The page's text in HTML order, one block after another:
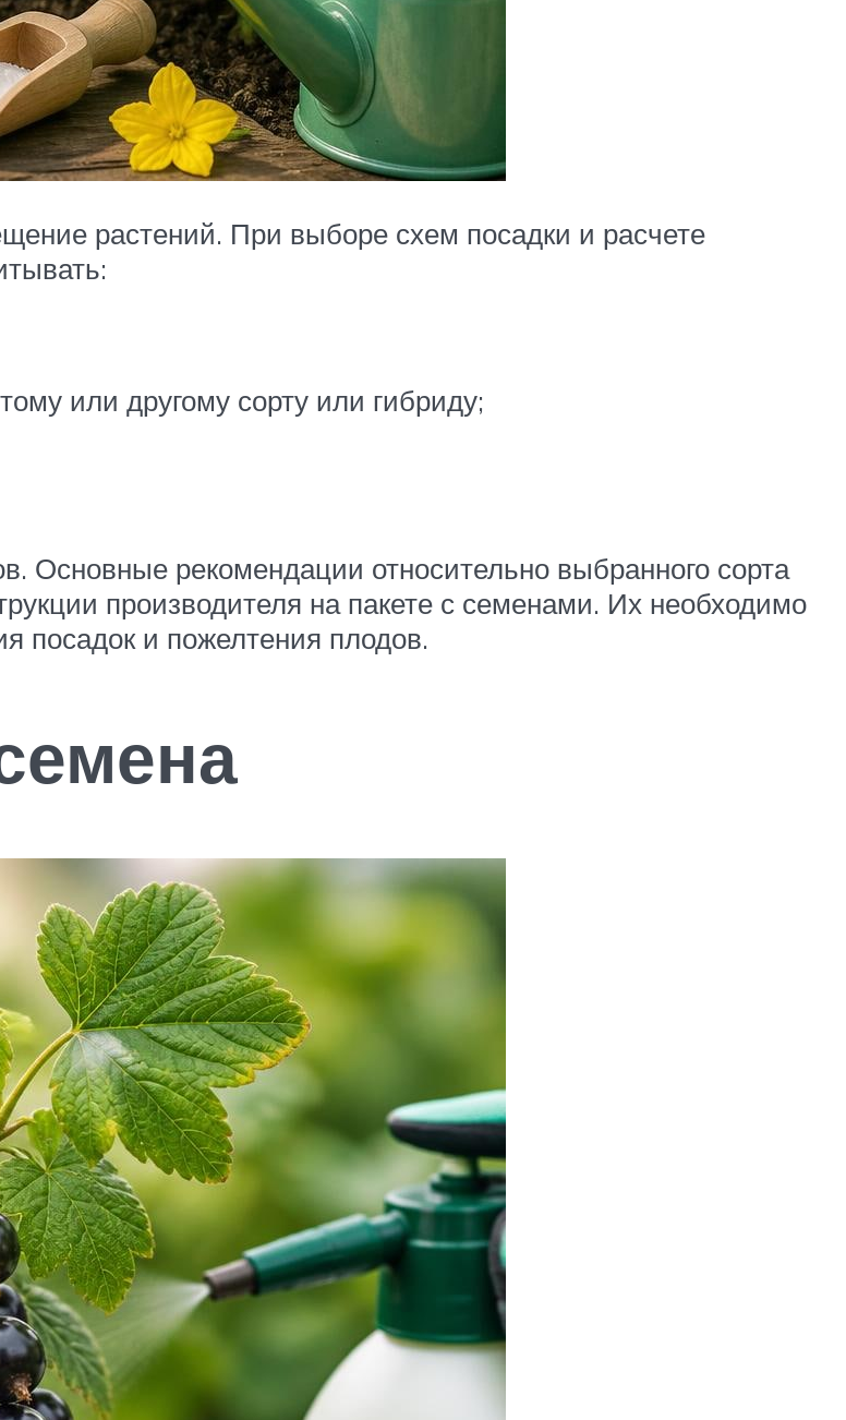
растений. При выборе схем посадки и расчете
или другому сорту или гибриду;
Основные рекомендации относительно выбранного сорта
производителя на пакете с семенами. Их необходимо
посадок и пожелтения плодов.